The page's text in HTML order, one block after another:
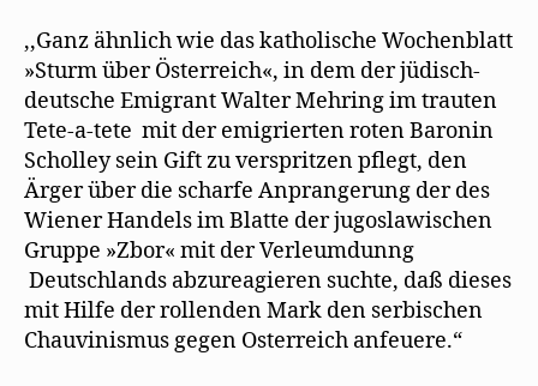
,,Ganz ähnlich wie das katholische Wochenblatt
»Sturm über Österreich«, in dem der jüdisch-
deutsche Emigrant Walter Mehring im trauten
Tete-a-tete mit der emigrierten roten Baronin
Scholley sein Gift zu verspritzen pflegt, den
Ärger über die scharfe Anprangerung der des
Wiener Handels im Blatte der jugoslawischen
Gruppe »Zbor« mit der Verleumdunng
Deutschlands abzureagieren suchte, daß dieses
mit Hilfe der rollenden Mark den serbischen
Chauvinismus gegen Osterreich anfeuere.“